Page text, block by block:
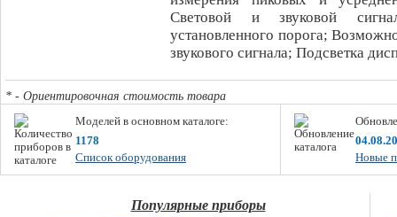
Световой и звуковой
установленного порога;
звукового сигнала; Подсветка
* - Ориентировочная стоимость товара
Моделей в основном каталоге:
1178
Список оборудования
Новые
Популярные приборы